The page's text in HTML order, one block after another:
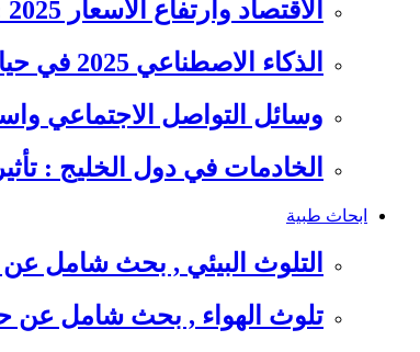
الاقتصاد وارتفاع الأسعار 2025 : طرق عملية للتوفير وإدارة المصاريف
الذكاء الاصطناعي 2025 في حياتك اليومية : الدليل الشامل للاستفادة…
وسائل التواصل الاجتماعي
الخادمات في دول الخليج :
ابحاث طبية
التلوث البيئي , بحث شامل عن
تلوث الهواء , بحث شامل عن